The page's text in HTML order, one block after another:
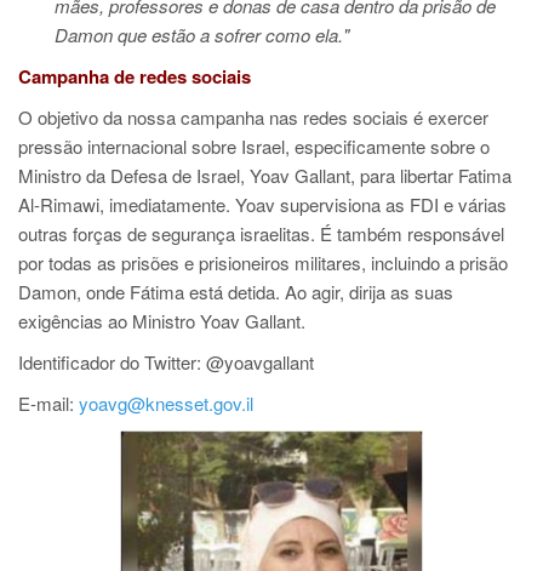
Damon que estão a sofrer como ela."
Campanha de redes sociais
O objetivo da nossa campanha nas redes sociais é exercer
pressão internacional sobre Israel, especificamente sobre o
Ministro da Defesa de Israel, Yoav Gallant, para libertar Fatima
Al-Rimawi, imediatamente. Yoav supervisiona as FDI e várias
outras forças de segurança israelitas. É também responsável
por todas as prisões e prisioneiros militares, incluindo a prisão
Damon, onde Fátima está detida. Ao agir, dirija as suas
exigências ao Ministro Yoav Gallant.
Identificador do Twitter: @yoavgallant
E-mail: yoavg@knesset.gov.il